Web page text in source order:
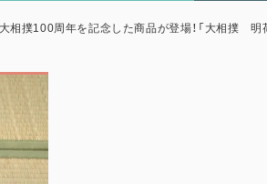
撲100周年を記念した商品が登場！「大相撲 明